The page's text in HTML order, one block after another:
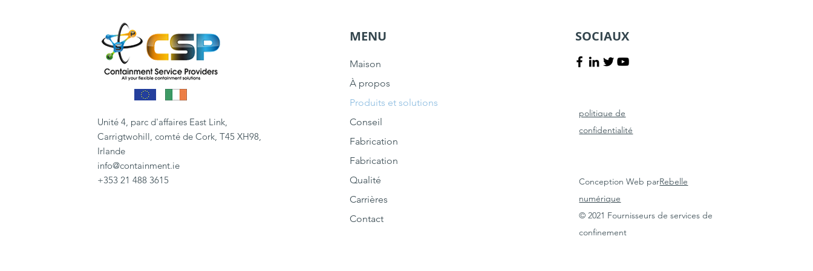
Unité 4, parc d'affaires East Link,
Carrigtwohill, comté de Cork, T45 XH98,
Irlande
info@containment.ie
+353 21 488 3615
MENU
Maison
À propos
Produits et solutions
Conseil
Fabrication
Fabrication
Qualité
Carrières
Contact
SOCIAUX
politique de
confidentialité
Conception Web parRebelle
numérique
© 2021 Fournisseurs de services de
confinement